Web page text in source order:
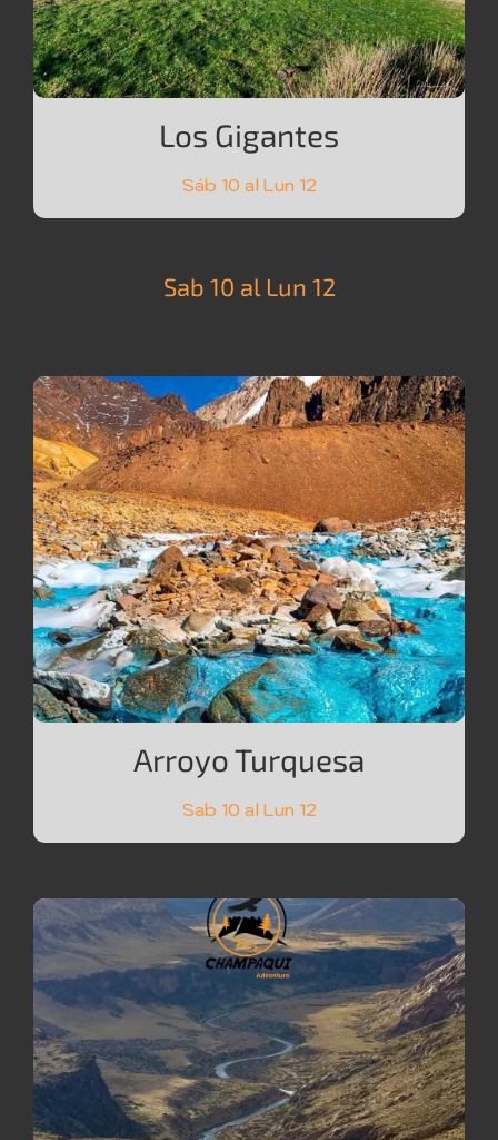
Los Gigantes
Sáb 10 al Lun 12
Sab 10 al Lun 12
Arroyo Turquesa
Sab 10 al Lun 12